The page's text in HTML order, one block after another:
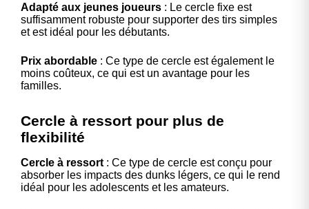
Adapté aux jeunes joueurs : Le cercle fixe est
suffisamment robuste pour supporter des tirs simples
et est idéal pour les débutants.
Prix abordable : Ce type de cercle est également le
moins coûteux, ce qui est un avantage pour les
familles.
Cercle à ressort pour plus de
flexibilité
Cercle à ressort : Ce type de cercle est conçu pour
absorber les impacts des dunks légers, ce qui le rend
idéal pour les adolescents et les amateurs.